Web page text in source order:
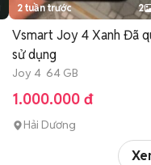
2 tuần trước 2
Vsmart Joy 4 Xanh Đã
sử dụng
Joy 4 64 GB
1.000.000 đ
Hải Dương